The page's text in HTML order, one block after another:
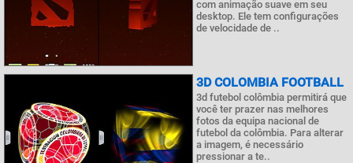
com animação suave em seu
desktop. Ele tem configurações
de velocidade de ..
3D COLOMBIA FOOTBALL
3d futebol colômbia permitirá que
você ter prazer nas melhores
fotos da equipa nacional de
futebol da colômbia. Para alterar
a imagem, é necessário
pressionar a te..